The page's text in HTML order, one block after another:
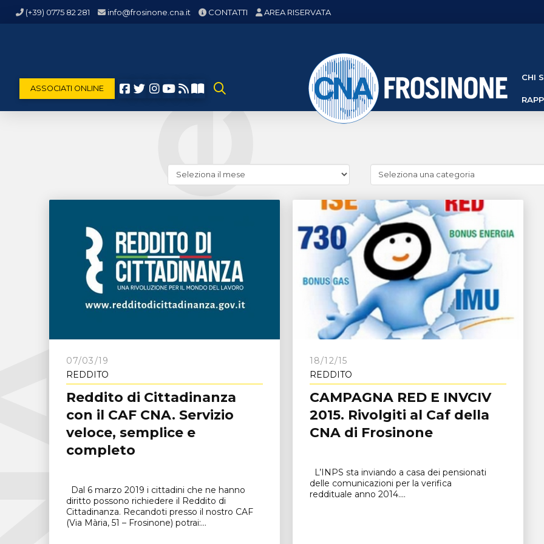
(+39) 0775 82 281 info@frosinone.cna.it CONTATTI AREA RISERVATA
ASSOCIATI ONLINE
CHI
categorie)
07/03/19
REDDITO
Reddito di Cittadinanza
con il CAF CNA. Servizio
veloce, semplice e
completo
Dal 6 marzo 2019 i cittadini che ne hanno
diritto possono richiedere il Reddito di
Cittadinanza. Recandoti presso il nostro CAF
(Via Mària, 51 – Frosinone) potrai:...
18/12/15
REDDITO
CAMPAGNA RED E INVCIV
2015. Rivolgiti al Caf della
CNA di Frosinone
L’INPS sta inviando a casa dei pensionati
delle comunicazioni per la verifica
reddituale anno 2014....